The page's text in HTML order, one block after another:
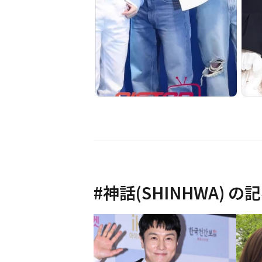
#神話(SHINHWA) の